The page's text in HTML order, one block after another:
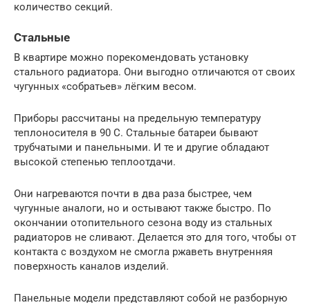
количество секций.
Стальные
В квартире можно порекомендовать установку
стального радиатора. Они выгодно отличаются от своих
чугунных «собратьев» лёгким весом.
Приборы рассчитаны на предельную температуру
теплоносителя в 90 С. Стальные батареи бывают
трубчатыми и панельными. И те и другие обладают
высокой степенью теплоотдачи.
Они нагреваются почти в два раза быстрее, чем
чугунные аналоги, но и остывают также быстро. По
окончании отопительного сезона воду из стальных
радиаторов не сливают. Делается это для того, чтобы от
контакта с воздухом не смогла ржаветь внутренняя
поверхность каналов изделий.
Панельные модели представляют собой не разборную